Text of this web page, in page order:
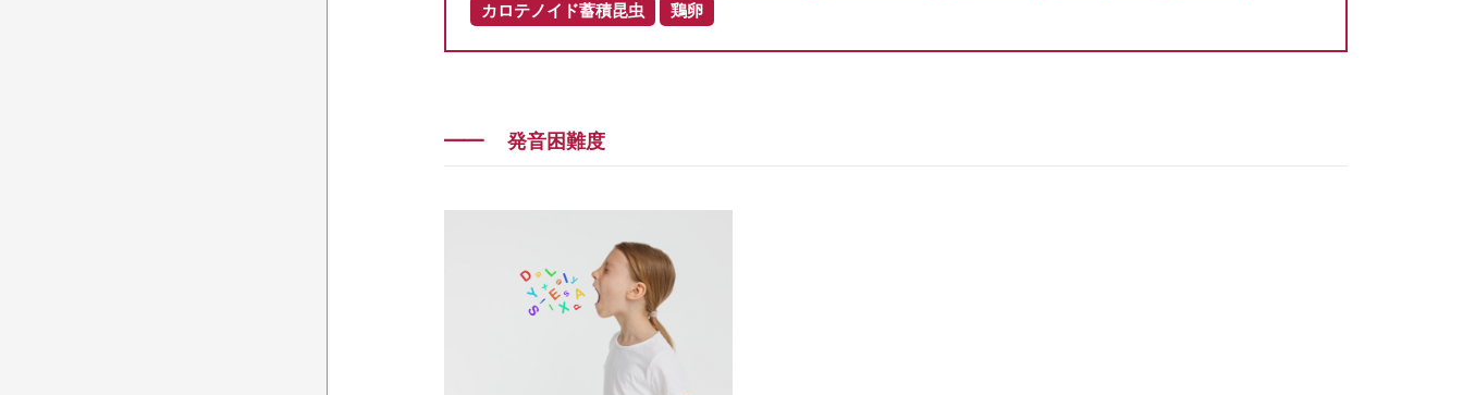
カロテノイド蓄積昆虫
鶏卵
発音困難度